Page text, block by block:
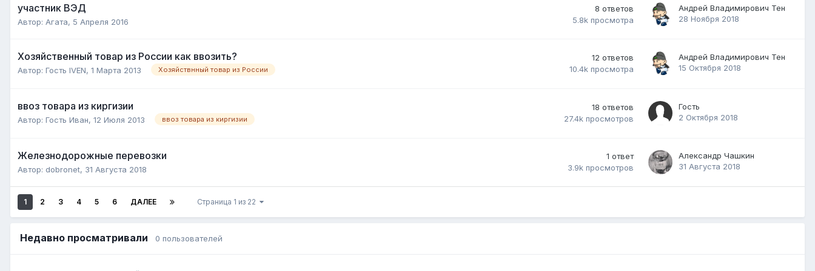
участник ВЭД
Автор: Агата, 5 Апреля 2016
8 ответов
5.8k просмотра
Андрей Владимирович Тен
28 Ноября 2018
Хозяйственный товар из России как ввозить?
Автор: Гость IVEN, 1 Марта 2013 Хозяйствнный товар из России
12 ответов
10.4k просмотра
Андрей Владимирович Тен
15 Октября 2018
ввоз товара из киргизии
Автор: Гость Иван, 12 Июля 2013 ввоз товара из киргизии
18 ответов
27.4k просмотров
Гость
2 Октября 2018
Железнодорожные перевозки
Автор: dobronet, 31 Августа 2018
1 ответ
3.9k просмотров
Александр Чашкин
31 Августа 2018
1 2 3 4 5 6 ДАЛЕЕ Страница 1 из 22
Недавно просматривали 0 пользователей